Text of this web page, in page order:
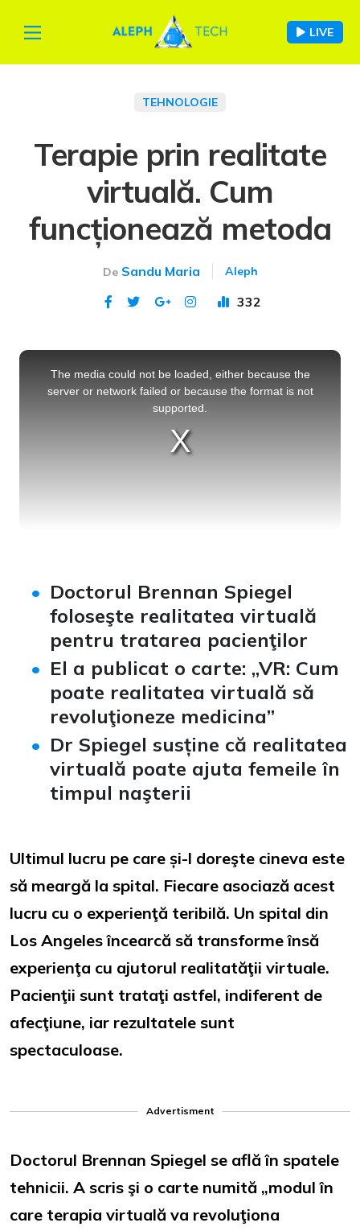
LIVE
TEHNOLOGIE
Terapie prin realitate
virtuală. Cum
funcționează metoda
De Sandu Maria Aleph
332
This
The media could not be loaded, either because the
server or network failed or because the format is not
supported.
Doctorul Brennan Spiegel
foloseşte realitatea virtuală
pentru tratarea pacienţilor
El a publicat o carte: „VR: Cum
poate realitatea virtuală să
revoluţioneze medicina”
Dr Spiegel susține că realitatea
virtuală poate ajuta femeile în
timpul naşterii
Ultimul lucru pe care și-l doreşte cineva este
să meargă la spital. Fiecare asociază acest
lucru cu o experienţă teribilă. Un spital din
Los Angeles încearcă să transforme însă
experienţa cu ajutorul realitatăţii virtuale.
Pacienţii sunt trataţi astfel, indiferent de
afecţiune, iar rezultatele sunt
spectaculoase.
Advertisment
Doctorul Brennan Spiegel se află în spatele
tehnicii. A scris şi o carte numită „modul în
care terapia virtuală va revoluţiona